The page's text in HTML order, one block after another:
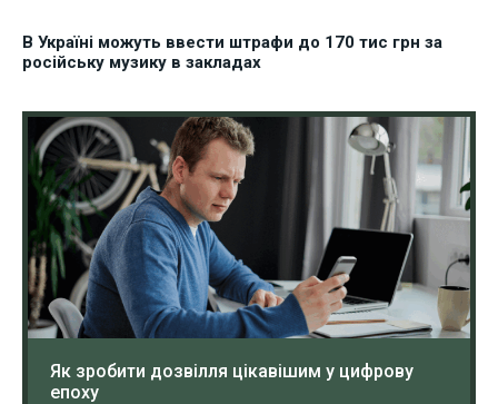
В Україні можуть ввести штрафи до 170 тис грн за
російську музику в закладах
Як зробити дозвілля цікавішим у цифрову
епоху